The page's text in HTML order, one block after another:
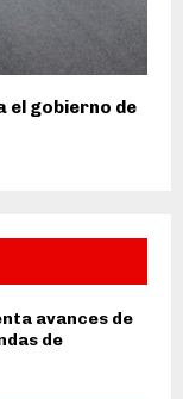
el gobierno de
avances de
de